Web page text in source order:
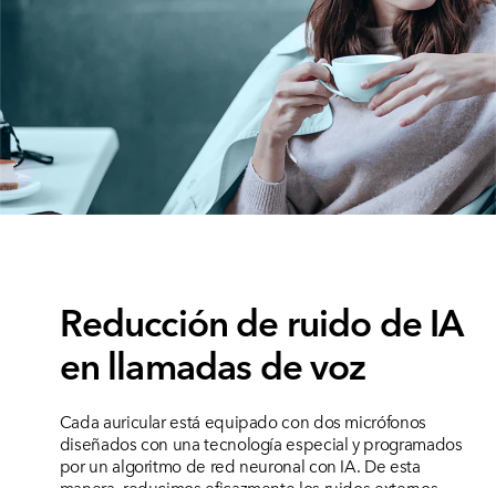
Reducción de ruido de IA
en llamadas de voz
Cada auricular está equipado con dos micrófonos
diseñados con una tecnología especial y programados
por un algoritmo de red neuronal con IA. De esta